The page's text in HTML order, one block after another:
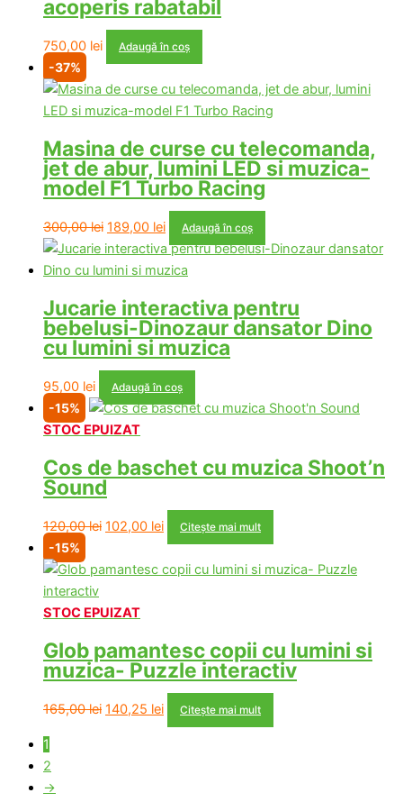
acoperis rabatabil
750,00 lei Adaugă în coș
-37%
Masina de curse cu telecomanda,
jet de abur, lumini LED si muzica-
model F1 Turbo Racing
300,00lei Prețul
inițial
a
300,00 lei.
189,00 leiPrețul
curent
este:
Adaugă în coș
Jucarie interactiva pentru
bebelusi-Dinozaur dansator Dino
cu lumini si muzica
95,00 lei Adaugă în coș
-15%
STOC EPUIZAT
Cos de baschet cu muzica Shoot’n
Sound
120,00lei Prețul
a
120,00 lei.
102,00 leiPrețul
curent
este:
Citește mai mult
-15%
STOC EPUIZAT
Glob pamantesc copii cu lumini si
muzica- Puzzle interactiv
165,00lei Prețul
140,25 leiPrețul
curent
Citește mai mult
1
2
→